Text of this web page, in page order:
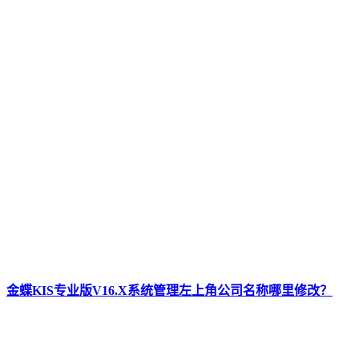
金蝶KIS专业版V16.X系统管理左上角公司名称哪里修改？